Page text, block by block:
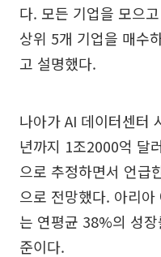
다. 모든 기업을 모으
상위 5개 기업을 매수
고 설명했다.
나아가 AI 데이터센터
년까지 1조2000억 달
으로 추정하면서 언급
으로 전망했다. 아리
는 연평균 38%의 성
준이다.